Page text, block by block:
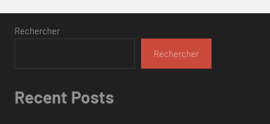
Rechercher
Rechercher
Recent Posts